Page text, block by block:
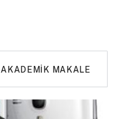
AKADEMIK MAKALE